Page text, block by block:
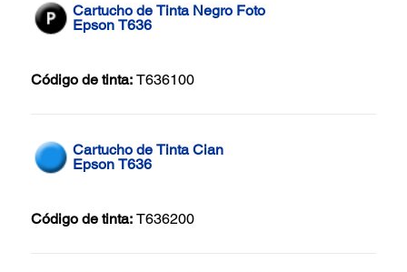
Cartucho de Tinta Negro Foto
Epson T636
Código de tinta: T636100
Cartucho de Tinta Cian
Epson T636
Código de tinta: T636200